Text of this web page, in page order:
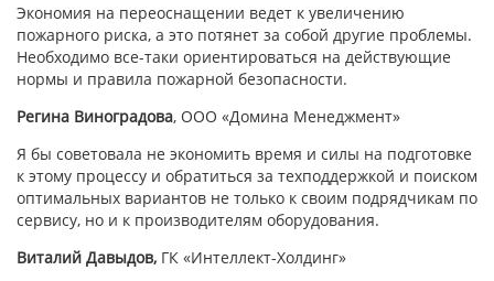
Экономия на переоснащении ведет к увеличению
пожарного риска, а это потянет за собой другие проблемы.
Необходимо все-таки ориентироваться на действующие
нормы и правила пожарной безопасности.
Регина Виноградова, ООО «Домина Менеджмент»
Я бы советовала не экономить время и силы на подготовке
к этому процессу и обратиться за техподдержкой и поиском
оптимальных вариантов не только к своим подрядчикам по
сервису, но и к производителям оборудования.
Виталий Давыдов, ГК «Интеллект-Холдинг»